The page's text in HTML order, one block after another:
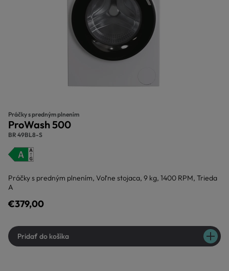
Práčky s predným plnením
ProWash 500
BR 49BL8-S
Práčky s predným plnením, Voľne stojaca, 9 kg, 1400 RPM, Trieda
A
€379,00
Pridať do košíka